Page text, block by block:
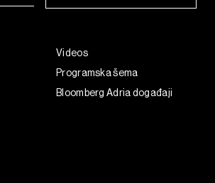
Videos
Programska šema
Bloomberg Adria događaji